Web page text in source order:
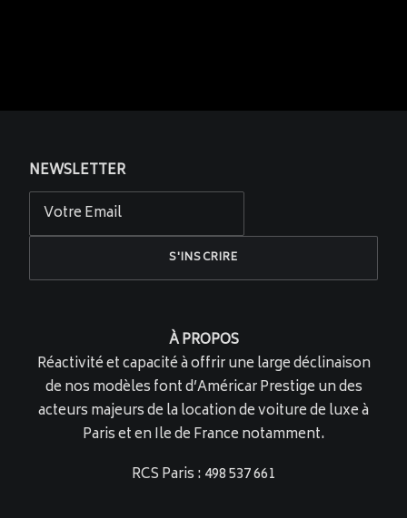
NEWSLETTER
À PROPOS
Réactivité et capacité à offrir une large déclinaison
de nos modèles font d’Américar Prestige un des
acteurs majeurs de la location de voiture de luxe à
Paris et en Ile de France notamment.
RCS Paris : 498 537 661